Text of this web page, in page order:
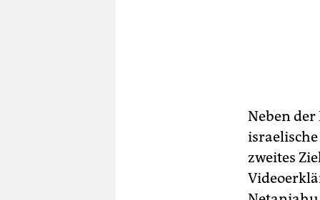
Neben
zweites